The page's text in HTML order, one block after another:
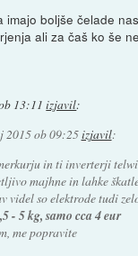
imajo boljše čelade
ali za čaš ko še
13:11 izjavil:
2015 ob 09:25izjavil:
in ti inverterji
majhne in lahke
videl so elektrode tudi
- 5 kg, samo cca 4 eur
me popravite